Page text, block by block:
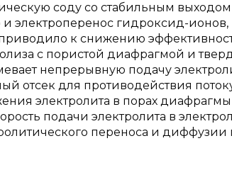
соду со стабильным
электроперенос гидроксид-
к снижению
с пористой диафрагмой и
непрерывную подачу
отсек для противодействия
электролита в порах
подачи электролита в
переноса и диффузии